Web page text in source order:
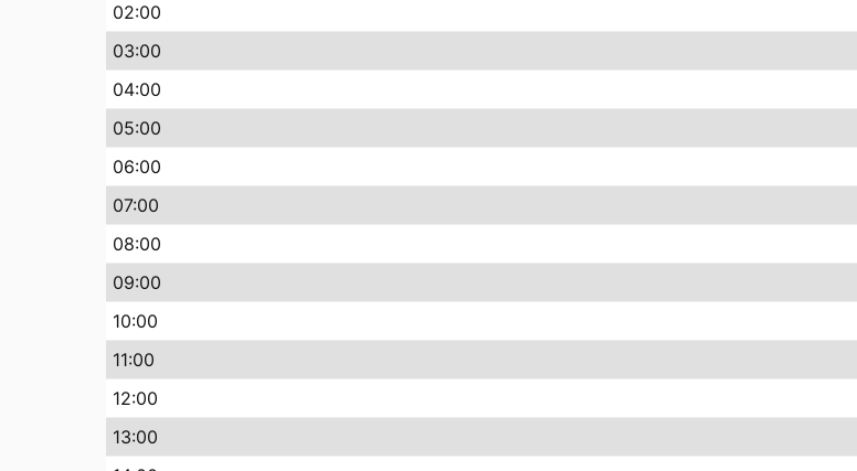
02:00
03:00
04:00
05:00
06:00
07:00
08:00
09:00
10:00
11:00
12:00
13:00